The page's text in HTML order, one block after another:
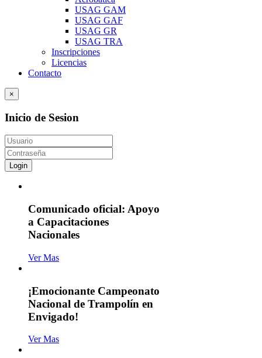
USAG GAM
USAG GAF
USAG GR
USAG TRA
Inscripciones
Licencias
Contacto
×
Inicio de Sesion
Login
Comunicado oficial: Apoyo
a Capacitaciones
Nacionales
Ver Mas
¡Emocionante Campeonato
Nacional de Trampolín en
Envigado!
Ver Mas